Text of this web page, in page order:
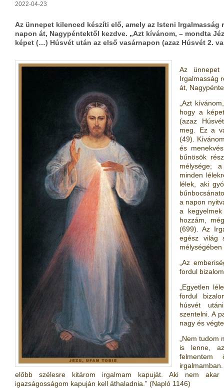
2022-04-23
Az ünnepet kilenced készíti elő, amely az Isteni Irgalmasság
napon át, Nagypéntektől kezdve. „Azt kívánom, – mondta
képet (…) Húsvét után az első vasárnapon (azaz Húsvét 2.
Az
Irgalmasság
át,
„Azt
hogy a
(azaz
meg. Ez a
(49).
és
bűnösök
mélysége;
minden
lélek, aki
a napon
a
hozzám,
(699). Az
egész világ
„Az
fordul
„Egyetlen
fordul
húsvét
szentelni. A
nagy és
„Nem
is lenne,
felmentem
előbb szélesre kitárom irgalmam kapuját. Aki nem
igazságosságom kapuján kell áthaladnia.” (Napló 1146)